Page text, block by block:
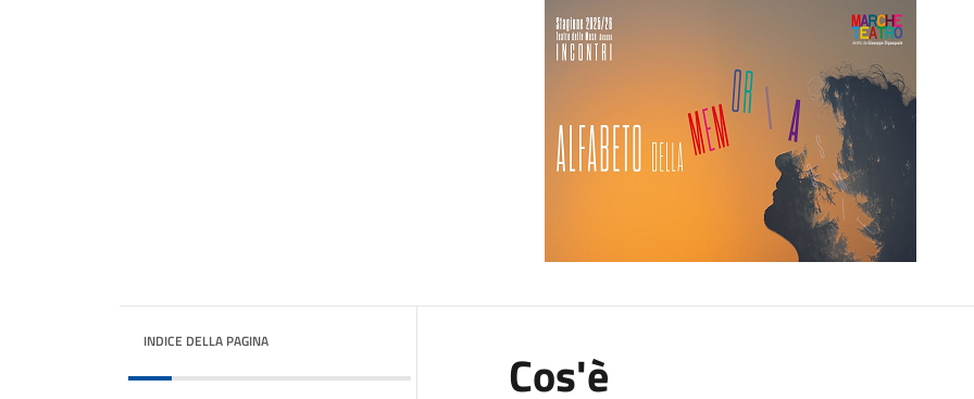
INDICE DELLA PAGINA
Cos'è